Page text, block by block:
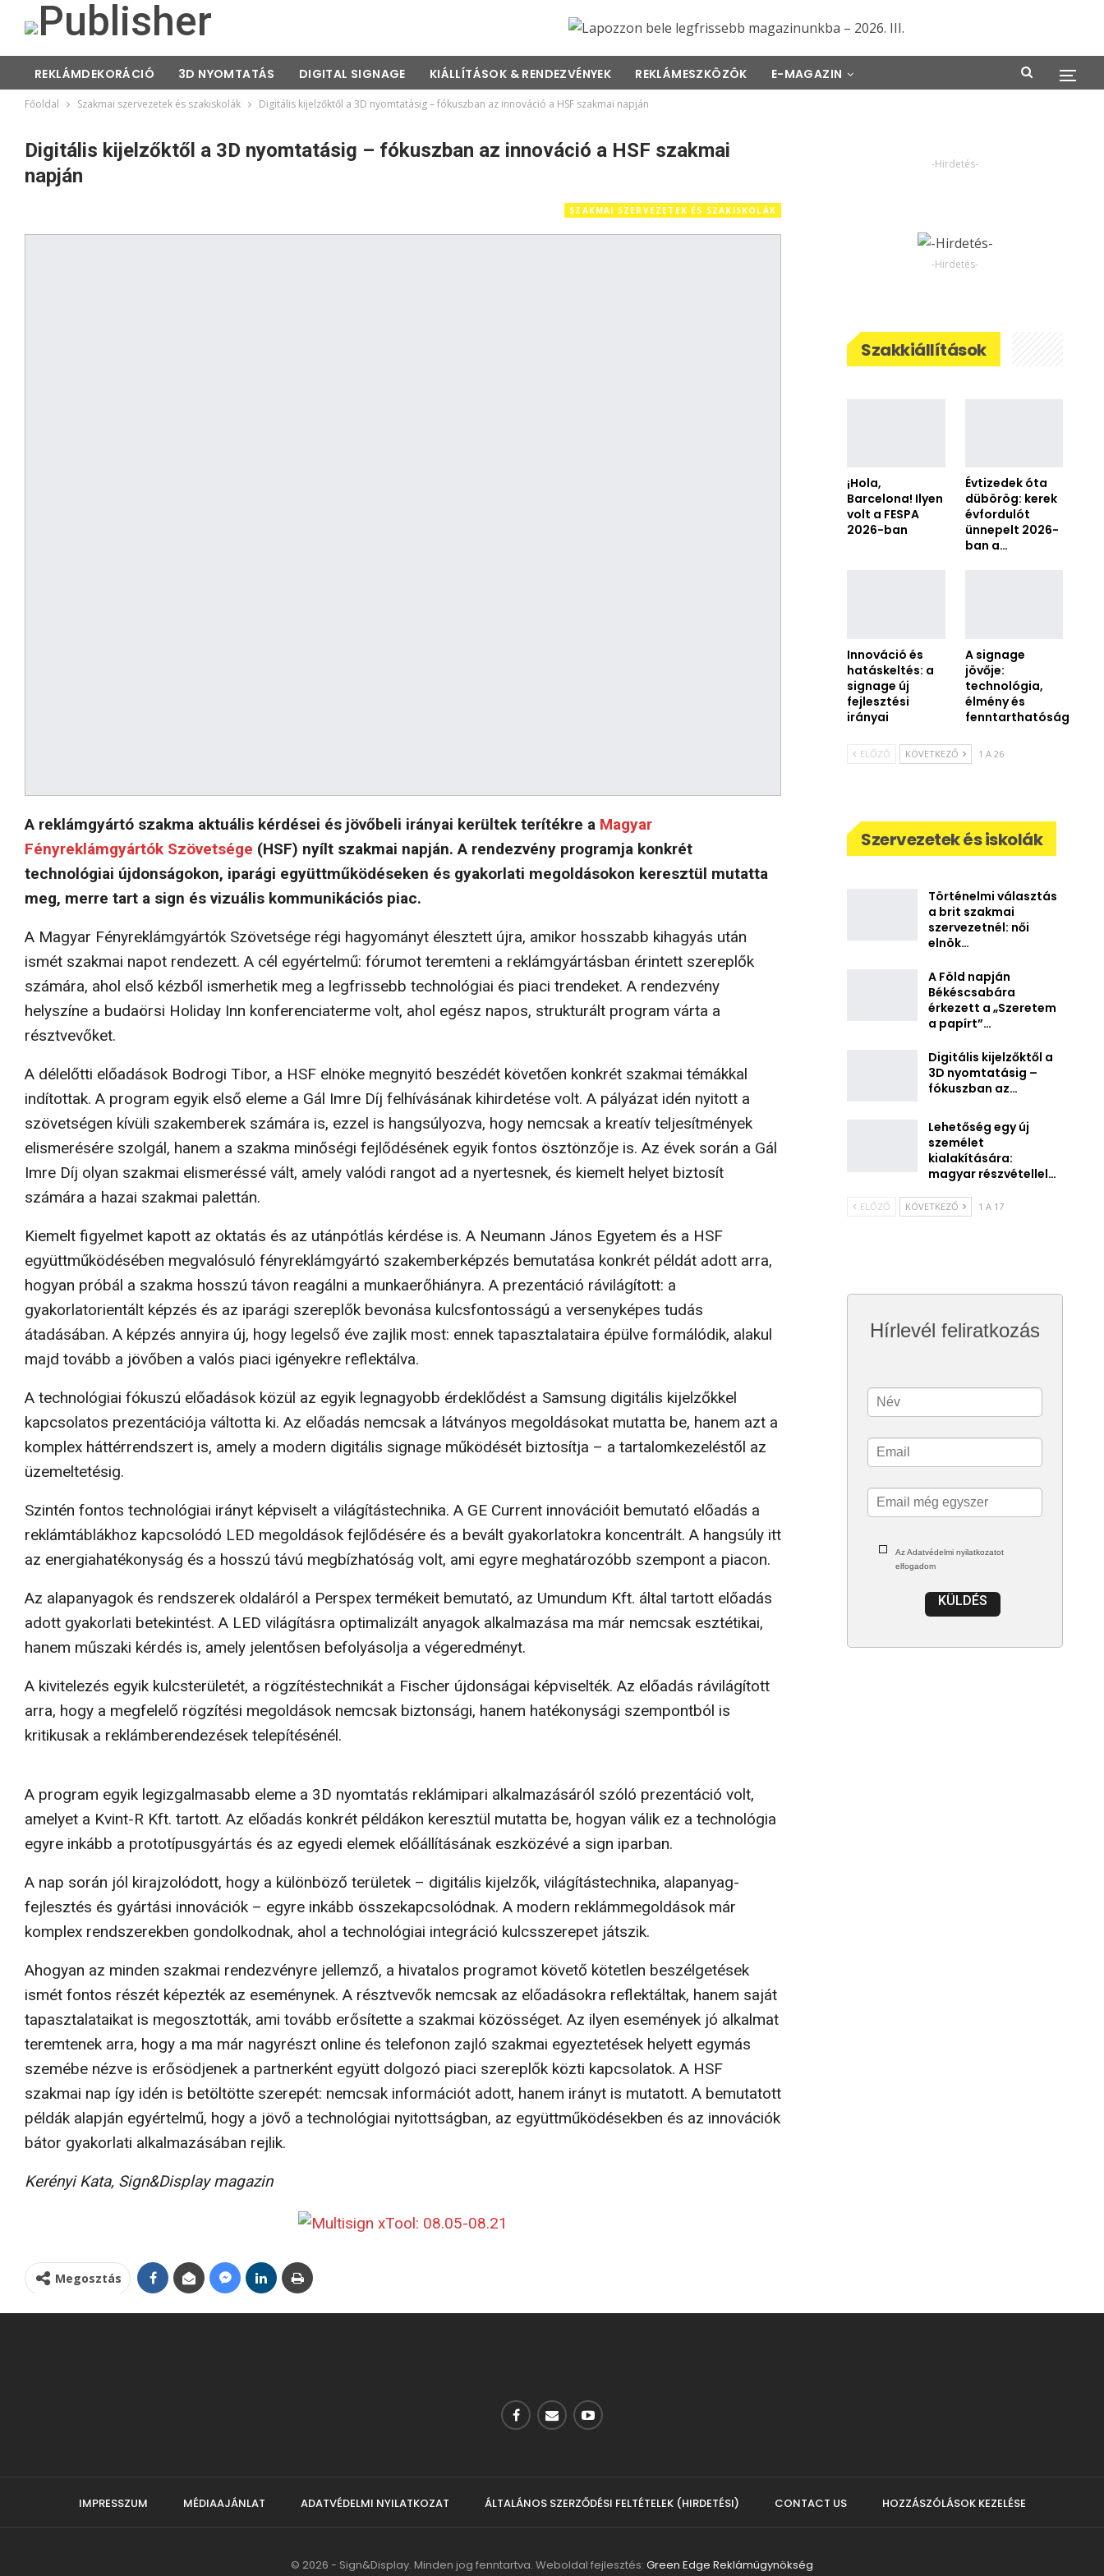
REKLÁMDEKORÁCIÓ 3D NYOMTATÁS DIGITAL SIGNAGE KIÁLLÍTÁSOK & RENDEZVÉNYEK REKLÁMESZKÖZÖK E-MAGAZIN
Főoldal Szakmai szervezetek és szakiskolák Digitális kijelzőktől a 3D nyomtatásig – fókuszban az innováció a HSF szakmai napján
Digitális kijelzőktől a 3D nyomtatásig – fókuszban az innováció a HSF szakmai
napján
SZAKMAI SZERVEZETEK ÉS SZAKISKOLÁK
A reklámgyártó szakma aktuális kérdései és jövőbeli irányai kerültek terítékre a Magyar
Fényreklámgyártók Szövetsége (HSF) nyílt szakmai napján. A rendezvény programja konkrét
technológiai újdonságokon, iparági együttműködéseken és gyakorlati megoldásokon keresztül mutatta
meg, merre tart a sign és vizuális kommunikációs piac.
A Magyar Fényreklámgyártók Szövetsége régi hagyományt élesztett újra, amikor hosszabb kihagyás után
ismét szakmai napot rendezett. A cél egyértelmű: fórumot teremteni a reklámgyártásban érintett szereplők
számára, ahol első kézből ismerhetik meg a legfrissebb technológiai és piaci trendeket. A rendezvény
helyszíne a budaörsi Holiday Inn konferenciaterme volt, ahol egész napos, strukturált program várta a
résztvevőket.
A délelőtti előadások Bodrogi Tibor, a HSF elnöke megnyitó beszédét követően konkrét szakmai témákkal
indítottak. A program egyik első eleme a Gál Imre Díj felhívásának kihirdetése volt. A pályázat idén nyitott a
szövetségen kívüli szakemberek számára is, ezzel is hangsúlyozva, hogy nemcsak a kreatív teljesítmények
elismerésére szolgál, hanem a szakma minőségi fejlődésének egyik fontos ösztönzője is. Az évek során a Gál
Imre Díj olyan szakmai elismeréssé vált, amely valódi rangot ad a nyertesnek, és kiemelt helyet biztosít
számára a hazai szakmai palettán.
Kiemelt figyelmet kapott az oktatás és az utánpótlás kérdése is. A Neumann János Egyetem és a HSF
együttműködésében megvalósuló fényreklámgyártó szakemberképzés bemutatása konkrét példát adott arra,
hogyan próbál a szakma hosszú távon reagálni a munkaerőhiányra. A prezentáció rávilágított: a
gyakorlatorientált képzés és az iparági szereplők bevonása kulcsfontosságú a versenyképes tudás
átadásában. A képzés annyira új, hogy legelső éve zajlik most: ennek tapasztalataira épülve formálódik, alakul
majd tovább a jövőben a valós piaci igényekre reflektálva.
A technológiai fókuszú előadások közül az egyik legnagyobb érdeklődést a Samsung digitális kijelzőkkel
kapcsolatos prezentációja váltotta ki. Az előadás nemcsak a látványos megoldásokat mutatta be, hanem azt a
komplex háttérrendszert is, amely a modern digitális signage működését biztosítja – a tartalomkezeléstől az
üzemeltetésig.
Szintén fontos technológiai irányt képviselt a világítástechnika. A GE Current innovációit bemutató előadás a
reklámtáblákhoz kapcsolódó LED megoldások fejlődésére és a bevált gyakorlatokra koncentrált. A hangsúly itt
az energiahatékonyság és a hosszú távú megbízhatóság volt, ami egyre meghatározóbb szempont a piacon.
Az alapanyagok és rendszerek oldaláról a Perspex termékeit bemutató, az Umundum Kft. által tartott előadás
adott gyakorlati betekintést. A LED világításra optimalizált anyagok alkalmazása ma már nemcsak esztétikai,
hanem műszaki kérdés is, amely jelentősen befolyásolja a végeredményt.
A kivitelezés egyik kulcsterületét, a rögzítéstechnikát a Fischer újdonságai képviselték. Az előadás rávilágított
arra, hogy a megfelelő rögzítési megoldások nemcsak biztonsági, hanem hatékonysági szempontból is
kritikusak a reklámberendezések telepítésénél.
A program egyik legizgalmasabb eleme a 3D nyomtatás reklámipari alkalmazásáról szóló prezentáció volt,
amelyet a Kvint-R Kft. tartott. Az előadás konkrét példákon keresztül mutatta be, hogyan válik ez a technológia
egyre inkább a prototípusgyártás és az egyedi elemek előállításának eszközévé a sign iparban.
A nap során jól kirajzolódott, hogy a különböző területek – digitális kijelzők, világítástechnika, alapanyag-
fejlesztés és gyártási innovációk – egyre inkább összekapcsolódnak. A modern reklámmegoldások már
komplex rendszerekben gondolkodnak, ahol a technológiai integráció kulcsszerepet játszik.
Ahogyan az minden szakmai rendezvényre jellemző, a hivatalos programot követő kötetlen beszélgetések
ismét fontos részét képezték az eseménynek. A résztvevők nemcsak az előadásokra reflektáltak, hanem saját
tapasztalataikat is megosztották, ami tovább erősítette a szakmai közösséget. Az ilyen események jó alkalmat
teremtenek arra, hogy a ma már nagyrészt online és telefonon zajló szakmai egyeztetések helyett egymás
szemébe nézve is erősödjenek a partnerként együtt dolgozó piaci szereplők közti kapcsolatok. A HSF
szakmai nap így idén is betöltötte szerepét: nemcsak információt adott, hanem irányt is mutatott. A bemutatott
példák alapján egyértelmű, hogy a jövő a technológiai nyitottságban, az együttműködésekben és az innovációk
bátor gyakorlati alkalmazásában rejlik.
Kerényi Kata, Sign&Display magazin
Megosztás
-Hirdetés-
-Hirdetés-
Szakkiállítások
¡Hola,
Barcelona! Ilyen
volt a FESPA
2026-ban
Évtizedek óta
dübörög: kerek
évfordulót
ünnepelt 2026-
ban a…
Innováció és
hatáskeltés: a
signage új
fejlesztési
irányai
A signage
jövője:
technológia,
élmény és
fenntarthatóság
ELŐZŐ KÖVETKEZŐ 1 A 26
Szervezetek és iskolák
Történelmi választás
a brit szakmai
szervezetnél: női
elnök…
A Föld napján
Békéscsabára
érkezett a „Szeretem
a papírt”…
Digitális kijelzőktől a
3D nyomtatásig –
fókuszban az…
Lehetőség egy új
személet
kialakítására:
magyar részvétellel…
ELŐZŐ KÖVETKEZŐ 1 A 17
Hírlevél feliratkozás
Az Adatvédelmi nyilatkozatot
elfogadom
KÜLDÉS
IMPRESSZUM MÉDIAAJÁNLAT ADATVÉDELMI NYILATKOZAT ÁLTALÁNOS SZERZŐDÉSI FELTÉTELEK (HIRDETÉSI) CONTACT US HOZZÁSZÓLÁSOK KEZELÉSE
© 2026 - Sign&Display. Minden jog fenntartva. Weboldal fejlesztés: Green Edge Reklámügynökség